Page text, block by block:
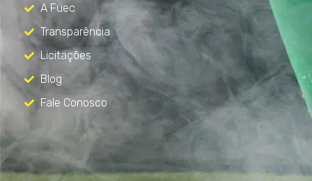
A Fuec
Transparência
Licitações
Blog
Fale Conosco
Contato